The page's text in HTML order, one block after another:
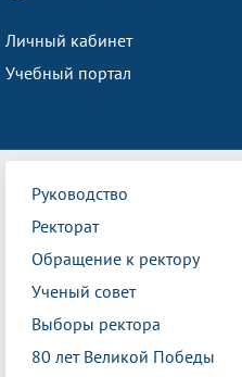
Личный кабинет
Учебный портал
Руководство
Ректорат
Обращение к ректору
Ученый совет
Выборы ректора
80 лет Великой Победы